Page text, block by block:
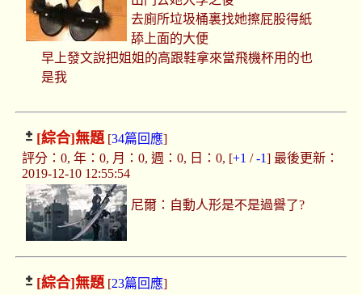
去廁所垃圾桶裏找她擦屁股得紙
舔上面的大便
早上發文說把姐姐的高跟鞋拿來當飛機杯用的也
是我
[綜合]無題[34篇回應]
評分：0, 年：0, 月：0, 週：0, 日：0, [+1 /-1] 最後更新：
2019-12-10 12:55:54
尼爾：自動人形是不是過譽了?
[綜合]無題[23篇回應]